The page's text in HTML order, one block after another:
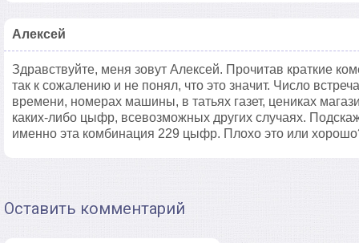
Алексей
Здравствуйте, меня зовут Алексей. Прочитав краткие
так к сожалению и не понял, что это значит. Число
времени, номерах машины, в татьях газет, цениках
каких-либо цыфр, всевозможных других случаях.
именно эта комбинация 229 цыфр. Плохо это или
Оставить комментарий